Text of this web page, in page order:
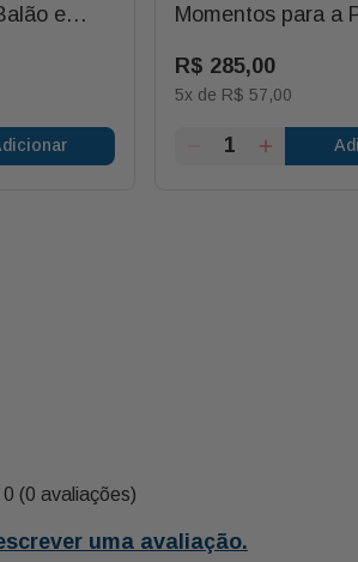
e
Momentos para a
R$ 285,00
5x de R$ 57,00
(0 avaliações)
uma avaliação.